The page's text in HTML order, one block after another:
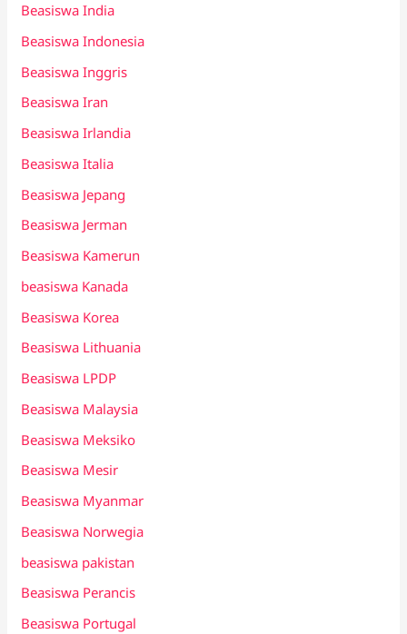
Beasiswa India
Beasiswa Indonesia
Beasiswa Inggris
Beasiswa Iran
Beasiswa Irlandia
Beasiswa Italia
Beasiswa Jepang
Beasiswa Jerman
Beasiswa Kamerun
beasiswa Kanada
Beasiswa Korea
Beasiswa Lithuania
Beasiswa LPDP
Beasiswa Malaysia
Beasiswa Meksiko
Beasiswa Mesir
Beasiswa Myanmar
Beasiswa Norwegia
beasiswa pakistan
Beasiswa Perancis
Beasiswa Portugal